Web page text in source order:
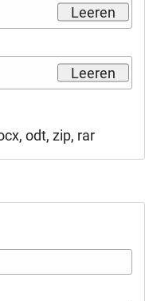
Leeren
Leeren
odt, zip, rar